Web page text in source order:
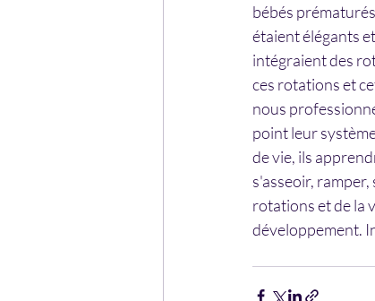
bébés
étaient élégants
intégraient des
ces rotations et
nous
point leur
de vie, ils
s'asseoir,
rotations et de la
développement.